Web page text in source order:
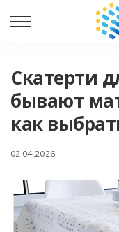
Скатерти
бывают
как
02.04.2026